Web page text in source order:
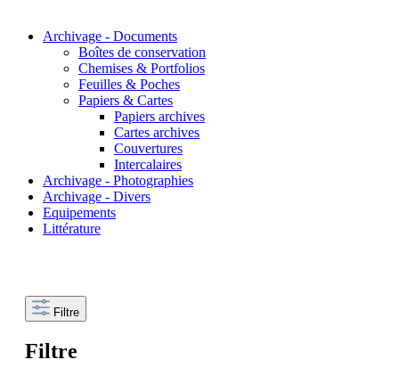
Archivage - Documents
Boîtes de conservation
Chemises & Portfolios
Feuilles & Poches
Papiers & Cartes
Papiers archives
Cartes archives
Couvertures
Intercalaires
Archivage - Photographies
Archivage - Divers
Equipements
Littérature
Filtre
Filtre